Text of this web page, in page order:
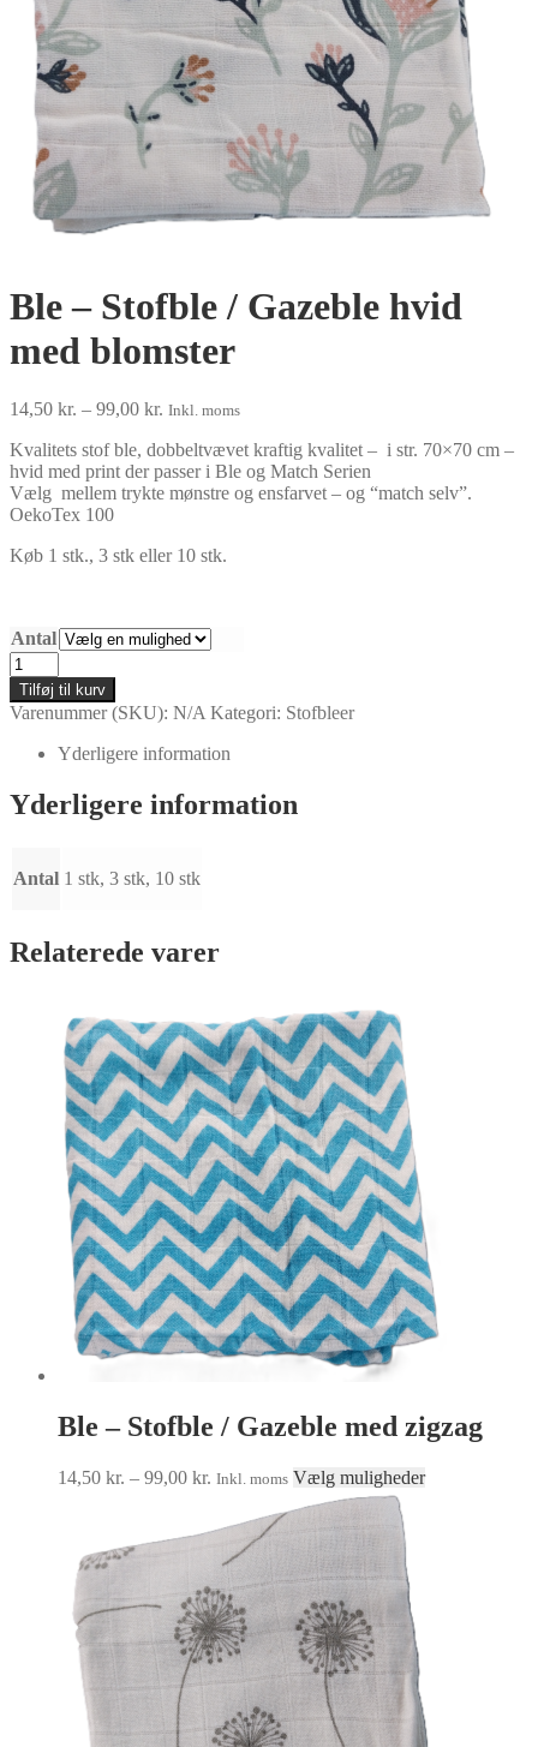
Ble – Stofble / Gazeble hvid
med blomster
14,50 kr. – 99,00 kr. Prisinterval:
til
99,00 kr.
Inkl. moms
Kvalitets stof ble, dobbeltvævet kraftig kvalitet – i str. 70×70 cm –
hvid med print der passer i Ble og Match Serien
Vælg mellem trykte mønstre og ensfarvet – og “match selv”.
OekoTex 100
Køb 1 stk., 3 stk eller 10 stk.
Antal
Ble
-
Stofble
Gazeble
med
blomster
Tilføj til kurv
Varenummer (SKU): N/A Kategori: Stofbleer
Yderligere information
Yderligere information
Antal 1 stk, 3 stk, 10 stk
Relaterede varer
Ble – Stofble / Gazeble med zigzag
14,50 kr. – 99,00 kr. Prisinterval:
99,00 kr.
Inkl. moms Vælg mulighederDette